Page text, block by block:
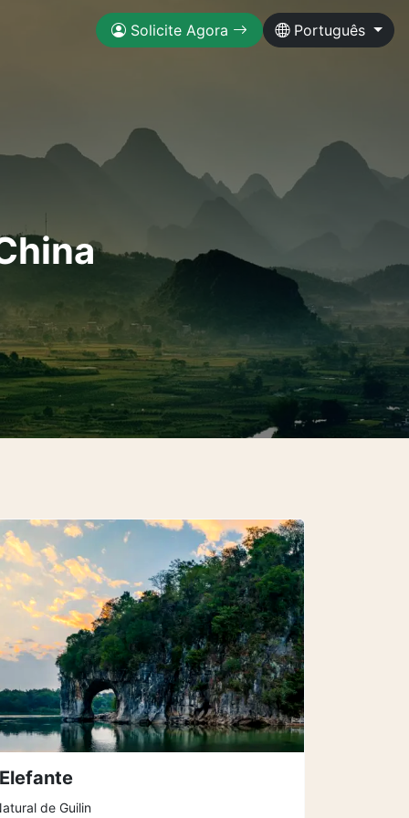
Solicite Agora Português
de Guilin